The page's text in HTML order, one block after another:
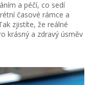
a péčí, co sedí
časové rámce a
zjistíte, že reálné
krásný a zdravý úsměv